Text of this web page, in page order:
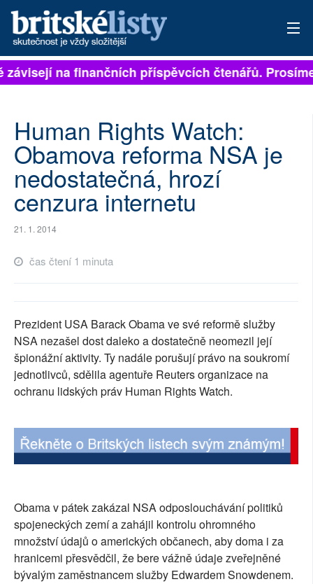
PŘIHLÁSIT
ARCHIV
ROZHOVORY
TÉMATA
NEJČTENĚJŠÍ ZA 7 DNÍ
AUTOŘI
SOCIÁLNÍ SÍTĚ
RUBRIKY
PLNÁ VERZE STRÁNEK
na finančních příspěvcích čtenářů.
Human Rights Watch:
Obamova reforma NSA je
nedostatečná, hrozí
cenzura internetu
21. 1. 2014
čas čtení 1 minuta
Prezident USA Barack Obama ve své reformě služby
NSA nezašel dost daleko a dostatečně neomezil její
špionážní aktivity. Ty nadále porušují právo na soukromí
jednotlivců, sdělila agentuře Reuters organizace na
ochranu lidských práv Human Rights Watch.
Obama v pátek zakázal NSA odposlouchávání politiků
spojeneckých zemí a zahájil kontrolu ohromného
množství údajů o amerických občanech, aby doma i za
hranicemi přesvědčil, že bere vážně údaje zveřejněné
bývalým zaměstnancem služby Edwardem Snowdenem.